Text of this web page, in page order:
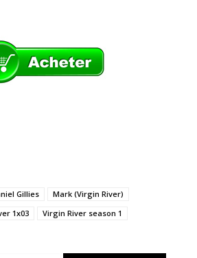
Gillies
Mark (Virgin River)
1x03 Virgin River season 1